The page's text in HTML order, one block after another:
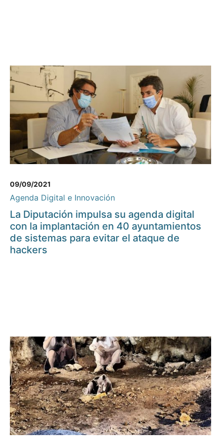
09/09/2021
Agenda Digital e Innovación
La Diputación impulsa su agenda digital
con la implantación en 40 ayuntamientos
de sistemas para evitar el ataque de
hackers